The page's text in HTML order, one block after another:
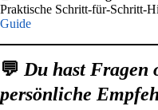
Praktische Schritt-für-Schritt-
Guide
💬 Du hast Fragen
persönliche